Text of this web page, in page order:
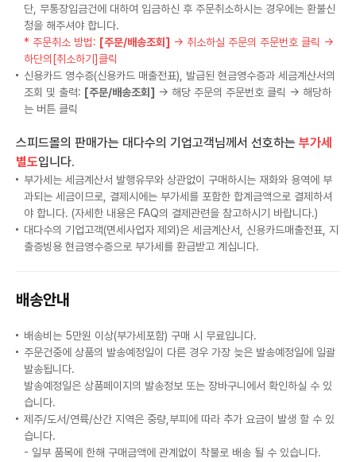
단, 무통장입금건에 대하여 입금하신 후 주문취소하시는 경우에는 환불신
청을 해주셔야 합니다.
* 주문취소 방법: [주문/배송조회] → 취소하실 주문의 주문번호 클릭 →
하단의[취소하기]클릭
신용카드 영수증(신용카드 매출전표), 발급된 현금영수증과 세금계산서의
조회 및 출력: [주문/배송조회] → 해당 주문의 주문번호 클릭 → 해당하
는 버튼 클릭
스피드몰의 판매가는 대다수의 기업고객님께서 선호하는 부가세
별도입니다.
부가세는 세금계산서 발행유무와 상관없이 구매하시는 재화와 용역에 부
과되는 세금이므로, 결제시에는 부가세를 포함한 합계금액으로 결제하셔
야 합니다. (자세한 내용은 FAQ의 결제관련을 참고하시기 바랍니다.)
대다수의 기업고객(면세사업자 제외)은 세금계산서, 신용카드매출전표, 지
출증빙용 현금영수증으로 부가세를 환급받고 계십니다.
배송안내
배송비는 5만원 이상(부가세포함) 구매 시 무료입니다.
주문건중에 상품의 발송예정일이 다른 경우 가장 늦은 발송예정일에 일괄
발송됩니다.
발송예정일은 상품페이지의 발송정보 또는 장바구니에서 확인하실 수 있
습니다.
제주/도서/연륙/산간 지역은 중량,부피에 따라 추가 요금이 발생 할 수 있
습니다.
- 일부 품목에 한해 구매금액에 관계없이 착불로 배송 될 수 있습니다.